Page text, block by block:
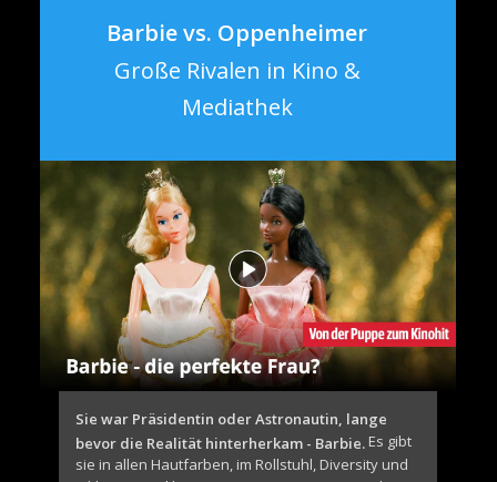
Barbie vs. Oppenheimer
Große Rivalen in Kino &
Mediathek
Sie war Präsidentin oder Astronautin, lange
bevor die Realität hinterherkam - Barbie. Es gibt
sie in allen Hautfarben, im Rollstuhl, Diversity und